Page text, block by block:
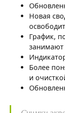
Новая
График,
занимают
Более
и